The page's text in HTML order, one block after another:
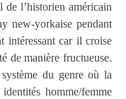
de l’historien américain
new-yorkaise pendant
intéressant car il croise
de manière fructueuse.
du genre où la
homme/femme